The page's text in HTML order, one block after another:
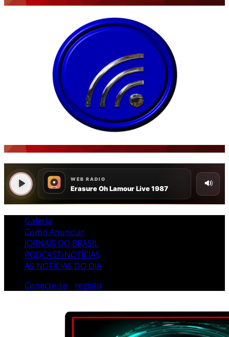
Galeria
Como Anunciar
JORNAIS DO BRASIL
PODCAST/NOTÍCIAS
AS NOTÍCIAS DO DIA
Conecte-se
registo